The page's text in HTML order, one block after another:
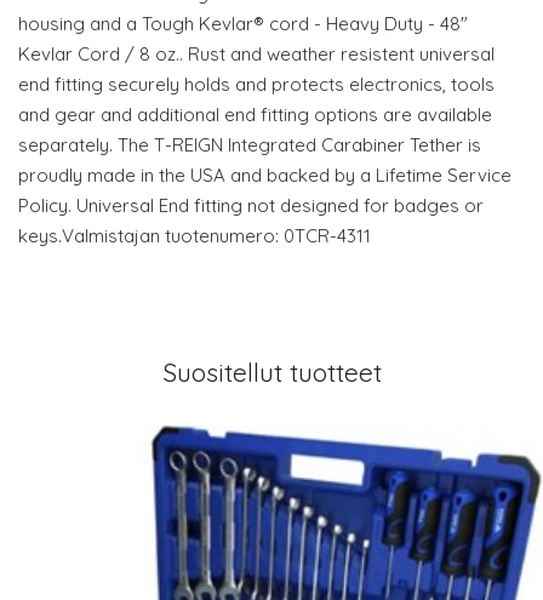
housing and a Tough Kevlar® cord - Heavy Duty - 48"
Kevlar Cord / 8 oz.. Rust and weather resistent universal
end fitting securely holds and protects electronics, tools
and gear and additional end fitting options are available
separately. The T-REIGN Integrated Carabiner Tether is
proudly made in the USA and backed by a Lifetime Service
Policy. Universal End fitting not designed for badges or
keys.Valmistajan tuotenumero: 0TCR-4311
Suositellut tuotteet